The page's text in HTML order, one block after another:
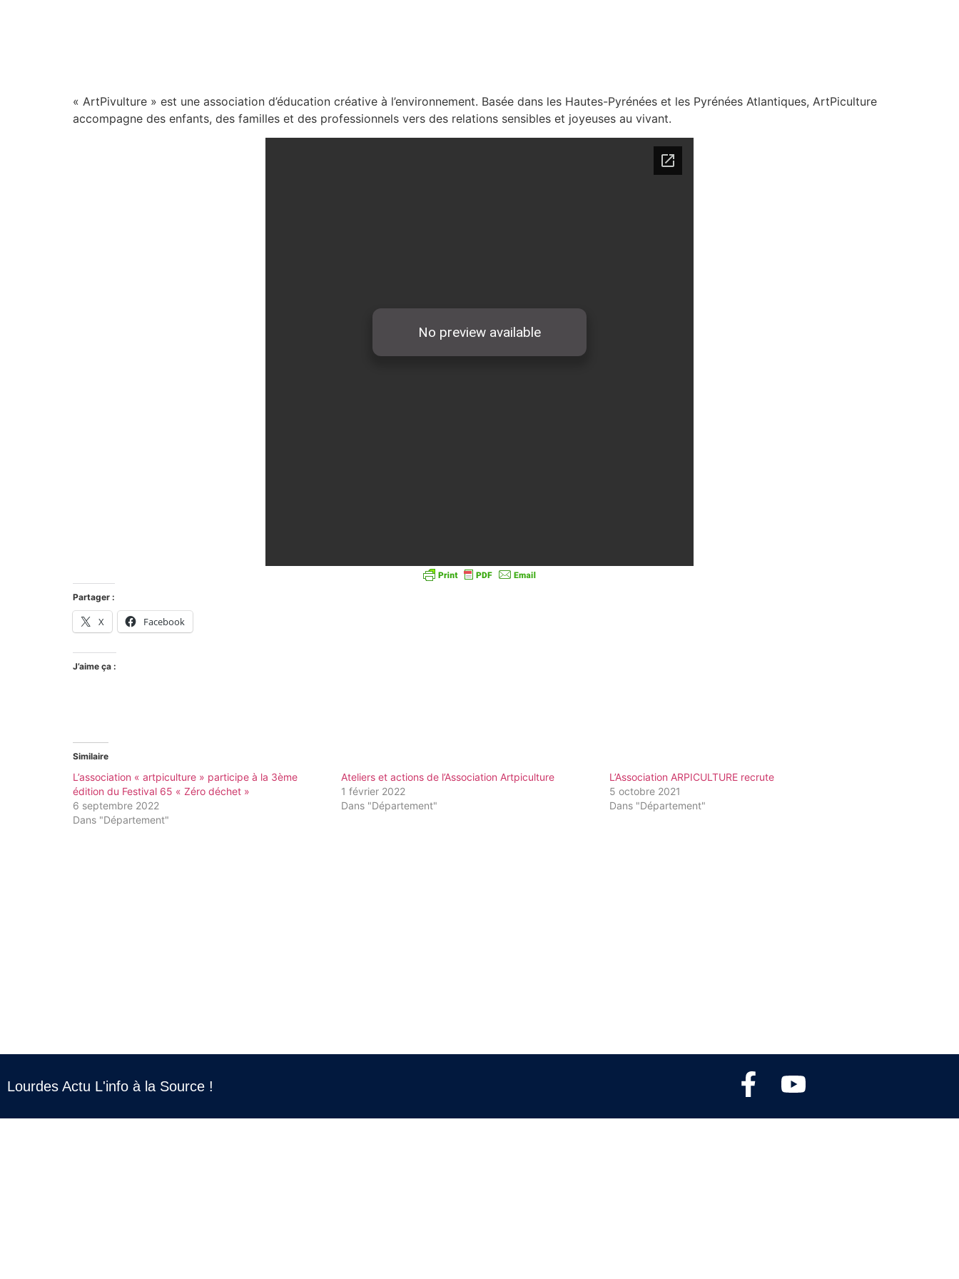
« ArtPivulture » est une association d’éducation créative à l’environnement. Basée dans les Hautes-Pyrénées et les Pyrénées Atlantiques, ArtPiculture
accompagne des enfants, des familles et des professionnels vers des relations sensibles et joyeuses au vivant.
Partager :
X Facebook
J’aime ça :
Similaire
L’association « artpiculture » participe à la 3ème
édition du Festival 65 « Zéro déchet »
6 septembre 2022
Dans "Département"
Ateliers et actions de l’Association Artpiculture
1 février 2022
Dans "Département"
L’Association ARPICULTURE recrute
5 octobre 2021
Dans "Département"
Lourdes Actu L'info à la Source !